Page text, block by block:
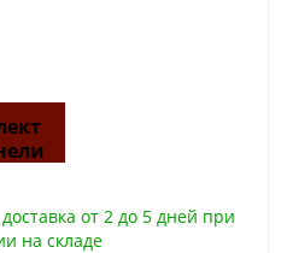
от 2 до 5 дней при
на складе